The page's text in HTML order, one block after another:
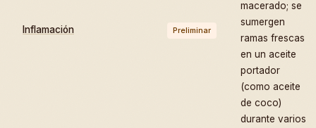
Inflamación Preliminar
macerado; se
sumergen
ramas frescas
en un aceite
portador
(como aceite
de coco)
durante varios